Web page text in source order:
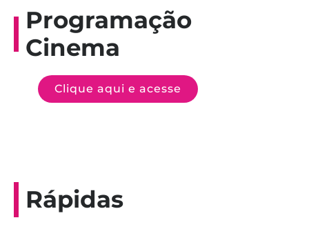
Programação
Cinema
Clique aqui e acesse
Rápidas